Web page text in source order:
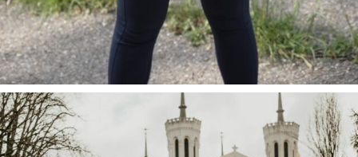
Tu souha